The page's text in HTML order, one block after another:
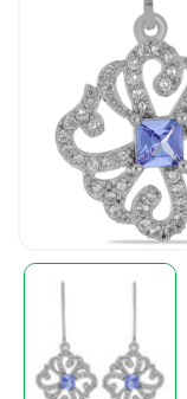
médiafájl
párbeszédpanelen